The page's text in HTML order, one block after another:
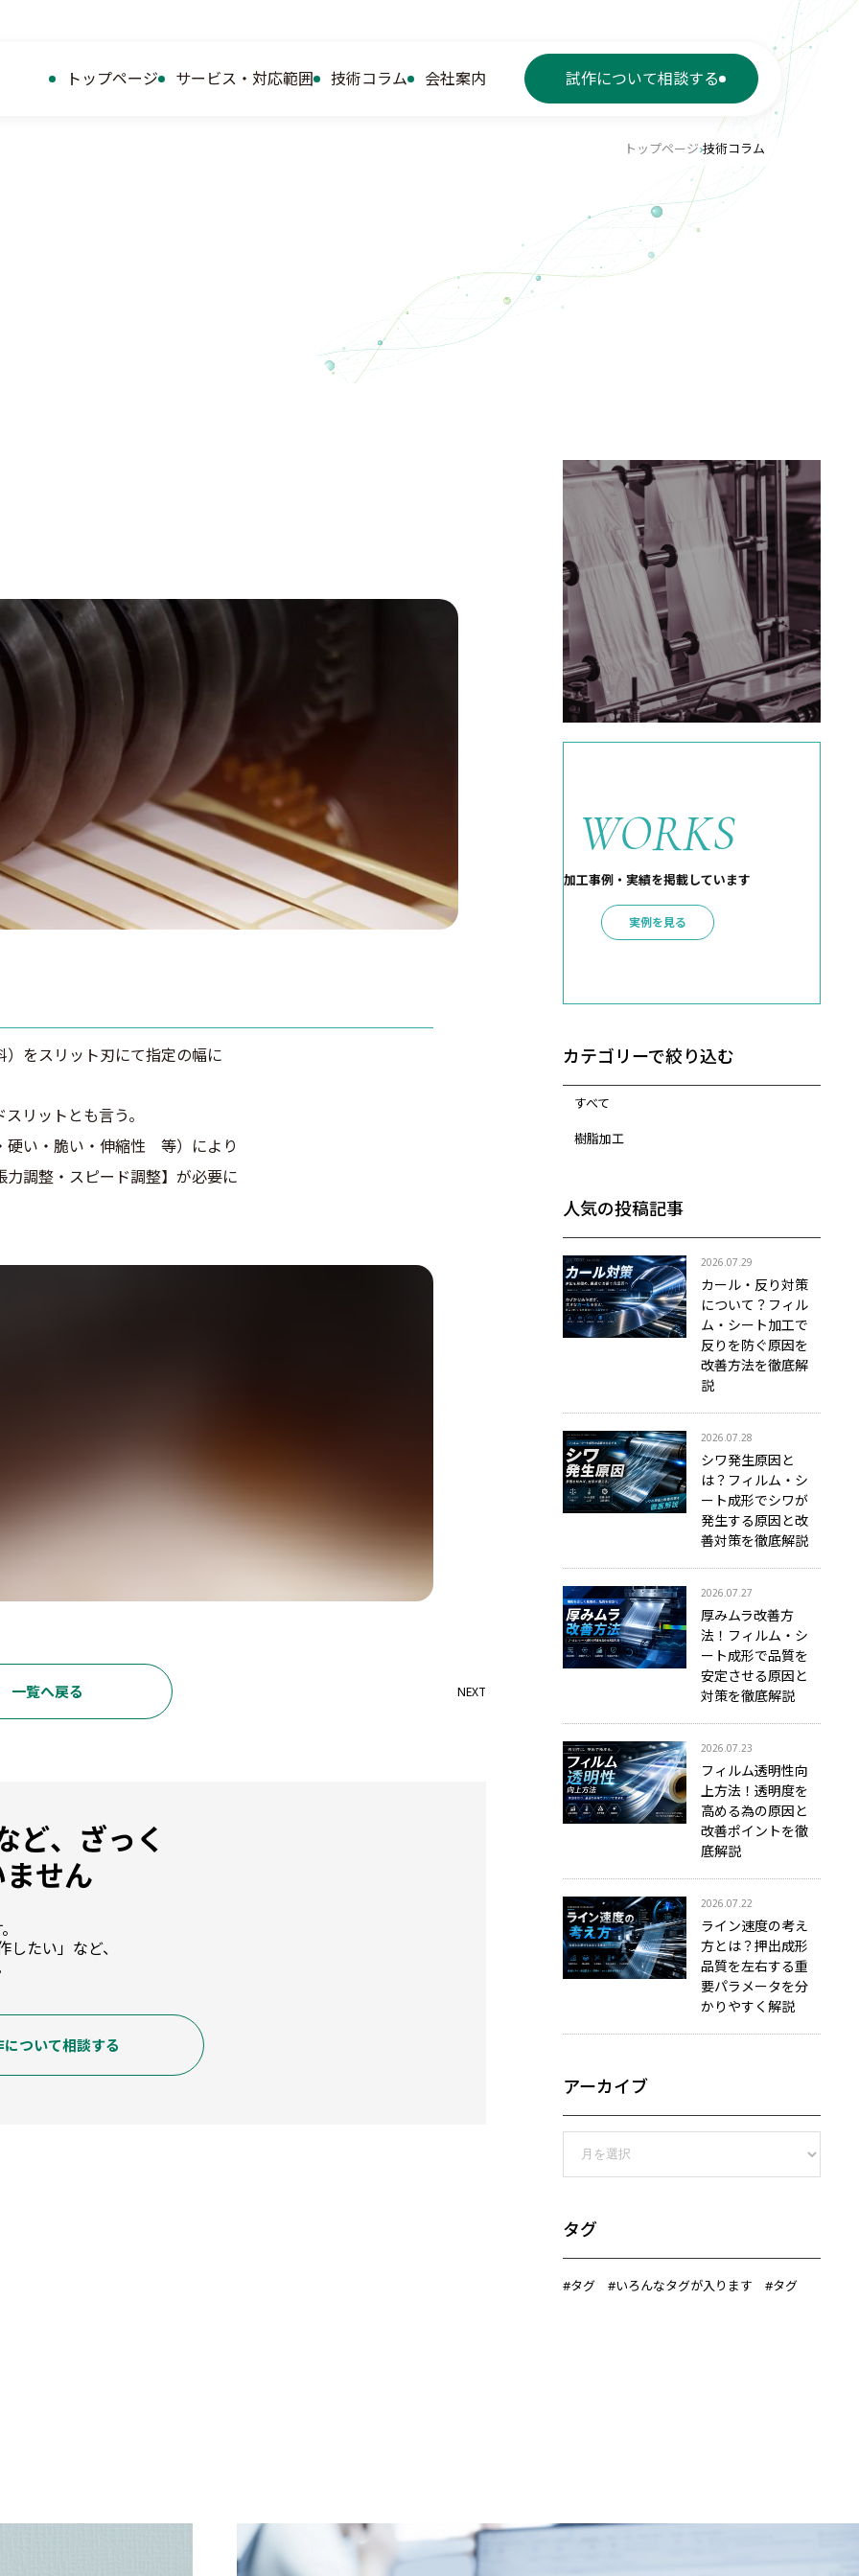
トップページ サービス・対応範囲 技術コラム 会社案内 試作について相談する
トップページ›技術コラム
をスリット刃にて指定の幅に
リットとも言う。
硬い・脆い・伸縮性 等）により
調整・スピード調整】が必要に
一覧へ戻る NEXT
ど、ざっく
せん
たい」など、
について相談する
SERVICE
詳しく見る
WORKS
加工事例・実績を掲載しています
実例を見る
カテゴリーで絞り込む
すべて
樹脂加工
人気の投稿記事
2026.07.29
カール・反り対策
について？フィル
ム・シート加工で
反りを防ぐ原因を
改善方法を徹底解
説
2026.07.28
シワ発生原因と
は？フィルム・シ
ート成形でシワが
発生する原因と改
善対策を徹底解説
2026.07.27
厚みムラ改善方
法！フィルム・シ
ート成形で品質を
安定させる原因と
対策を徹底解説
2026.07.23
フィルム透明性向
上方法！透明度を
高める為の原因と
改善ポイントを徹
底解説
2026.07.22
ライン速度の考え
方とは？押出成形
品質を左右する重
要パラメータを分
かりやすく解説
アーカイブ
月を選択
タグ
#タグ #いろんなタグが入ります #タグ